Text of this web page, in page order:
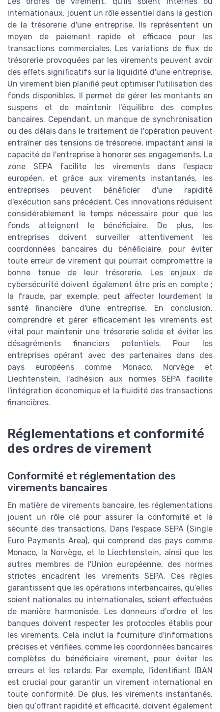
internationaux, jouent un rôle essentiel dans la gestion
de la trésorerie d'une entreprise. Ils représentent un
moyen de paiement rapide et efficace pour les
transactions commerciales. Les variations de flux de
trésorerie provoquées par les virements peuvent avoir
des effets significatifs sur la liquidité d'une entreprise.
Un virement bien planifié peut optimiser l'utilisation des
fonds disponibles. Il permet de gérer les montants en
suspens et de maintenir l'équilibre des comptes
bancaires. Cependant, un manque de synchronisation
ou des délais dans le traitement de l'opération peuvent
entraîner des tensions de trésorerie, impactant ainsi la
capacité de l'entreprise à honorer ses engagements. La
zone SEPA facilite les virements dans l'espace
européen, et grâce aux virements instantanés, les
entreprises peuvent bénéficier d'une rapidité
d'exécution sans précédent. Ces innovations réduisent
considérablement le temps nécessaire pour que les
fonds atteignent le bénéficiaire. De plus, les
entreprises doivent surveiller attentivement les
coordonnées bancaires du bénéficiaire, pour éviter
toute erreur de virement qui pourrait compromettre la
bonne tenue de leur trésorerie. Les enjeux de
cybersécurité doivent également être pris en compte ;
la fraude, par exemple, peut affecter lourdement la
santé financière d'une entreprise. En conclusion,
comprendre et gérer efficacement les virements est
vital pour maintenir une trésorerie solide et éviter les
désagréments financiers potentiels. Pour les
entreprises opérant avec des partenaires dans des
pays européens comme Monaco, Norvège et
Liechtenstein, l'adhésion aux normes SEPA facilite
l'intégration économique et la fluidité des transactions
financières.
Réglementations et conformité
des ordres de virement
Conformité et réglementation des
virements bancaires
En matière de virements bancaire, les réglementations
jouent un rôle clé pour assurer la conformité et la
sécurité des transactions. Dans l'espace SEPA (Single
Euro Payments Area), qui comprend des pays comme
Monaco, la Norvège, et le Liechtenstein, ainsi que les
autres membres de l'Union européenne, des normes
strictes encadrent les virements SEPA. Ces règles
garantissent que les opérations interbancaires, qu’elles
soient nationales ou internationales, soient effectuées
de manière harmonisée. Les donneurs d'ordre et les
banques doivent respecter les protocoles établis pour
les virements. Cela inclut la fourniture d'informations
précises et vérifiées, comme les coordonnées bancaires
complètes du bénéficiaire virement, pour éviter les
erreurs et les retards. Par exemple, l'identifiant IBAN
est crucial pour garantir un virement international en
toute conformité. De plus, les virements instantanés,
bien qu’offrant rapidité et efficacité, doivent également